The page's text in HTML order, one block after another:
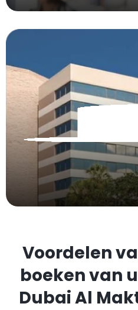
Voordelen
boeken van
Dubai Al